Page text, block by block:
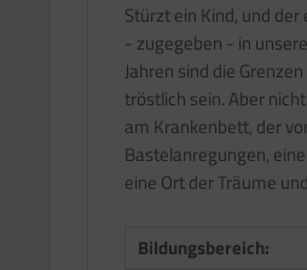
Stürzt ein Kind, und
- zugegeben - in
Jahren sind die
tröstlich sein. Aber
am Krankenbett, der
Bastelanregungen,
eine Ort der Träume
Bildungsbereich: